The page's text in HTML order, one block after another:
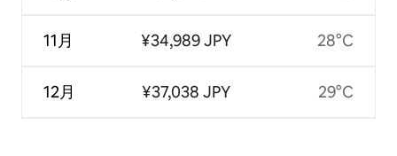
11月
12月
¥34,989 JPY
¥37,038 JPY
28°C
29°C